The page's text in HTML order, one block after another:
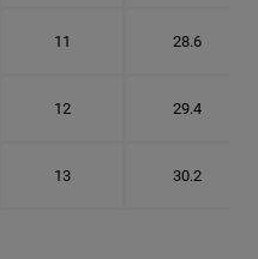
11 28.6
12 29.4
13 30.2